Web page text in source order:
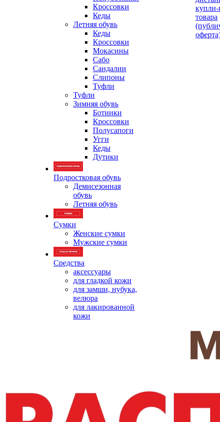
Кроссовки
Кеды
Летняя обувь
Кеды
Кроссовки
Мокасины
Сабо
Сандалии
Слипоны
Туфли
Туфли
Зимняя обувь
Ботинки
Кроссовки
Полусапоги
Угги
Кеды
Дутики
Подростковая обувь
Демисезонная
обувь
Летняя обувь
Сумки
Женские сумки
Мужские сумки
Средства
аксессуары
для гладкой кожи
для замши, нубука,
велюра
для лакированной
кожи
товара